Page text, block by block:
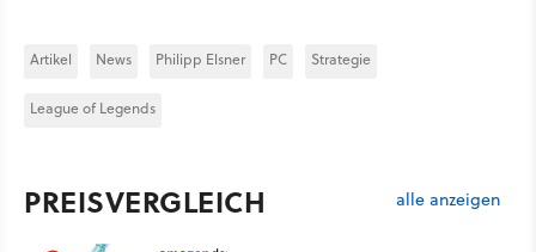
Artikel News Philipp Elsner PC Strategie
League of Legends
PREISVERGLEICH alle anzeigen